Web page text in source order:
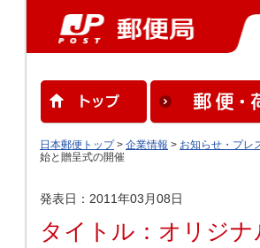
日本郵便トップ> 企業情報 > お知らせ・プレ
始と贈呈式の開催
発表日：2011年03月08日
タイトル：オリジ